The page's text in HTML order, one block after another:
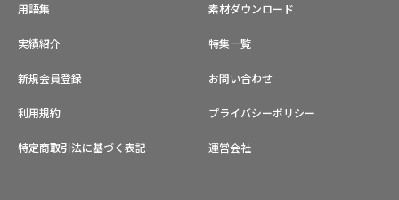
用語集 素材ダウンロード
実績紹介 特集一覧
新規会員登録 お問い合わせ
利用規約 プライバシーポリシー
特定商取引法に基づく表記 運営会社